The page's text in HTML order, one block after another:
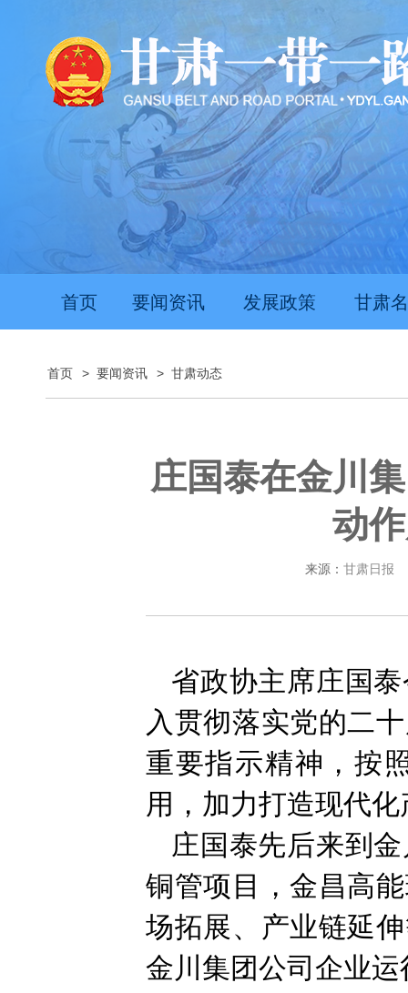
首页 要闻资讯 发展政策 甘肃
首页 > 要闻资讯 > 甘肃动态
庄国泰在金川
动
来源： 甘肃日报
省政协主席庄国
入贯彻落实党的二
重要指示精神，按
用，加力打造现代
庄国泰先后来到
铜管项目，金昌高
场拓展、产业链延
金川集团公司企业